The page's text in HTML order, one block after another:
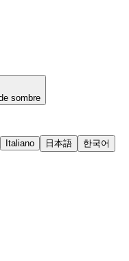
sombre
Italiano 日本語
한국어